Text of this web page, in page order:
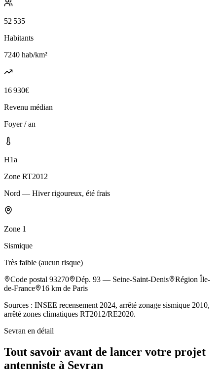
52 535
Habitants
7240 hab/km²
16 930€
Revenu médian
Foyer / an
H1a
Zone RT2012
Nord — Hiver rigoureux, été frais
Zone 1
Sismique
Très faible (aucun risque)
Code postal 93270 Dép. 93 — Seine-Saint-Denis Région Île-
de-France
16 km de Paris
Sources : INSEE recensement 2024, arrêté zonage sismique 2010,
arrêté zones climatiques RT2012/RE2020.
Sevran en détail
Tout savoir avant de lancer votre projet
antenniste à Sevran